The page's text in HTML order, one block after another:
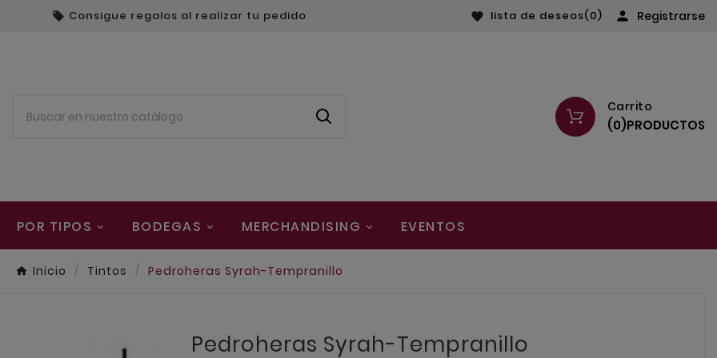
 Consigue regalos al realizar tu pedido  lista de deseos(0)  Registrarse
Carrito
(0)PRODUCTOS
POR TIPOS BODEGAS MERCHANDISING EVENTOS
Inicio Tintos Pedroheras Syrah-Tempranillo
Pedroheras Syrah-Tempranillo